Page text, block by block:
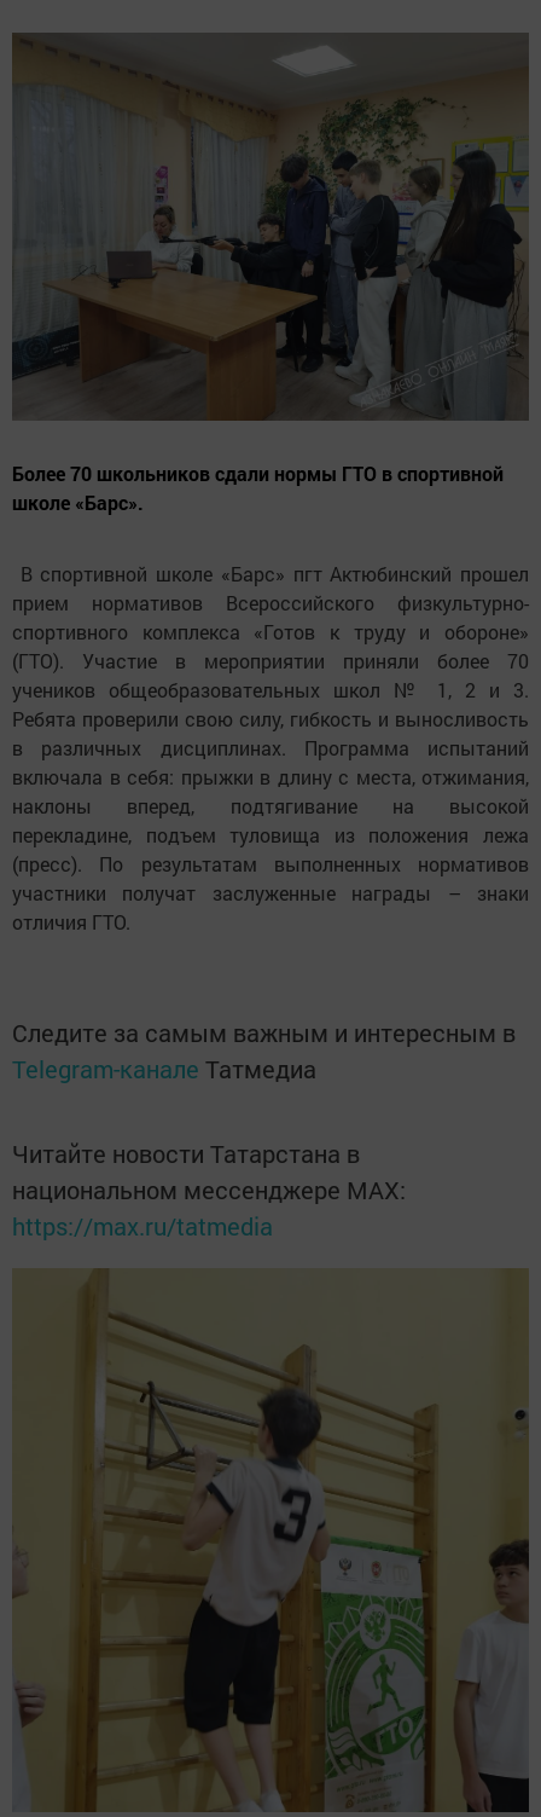
Более 70 школьников сдали нормы ГТО в спортивной
школе «Барс».
В спортивной школе «Барс» пгт Актюбинский прошел
прием нормативов Всероссийского физкультурно-
спортивного комплекса «Готов к труду и обороне»
(ГТО). Участие в мероприятии приняли более 70
учеников общеобразовательных школ № 1, 2 и 3.
Ребята проверили свою силу, гибкость и выносливость
в различных дисциплинах. Программа испытаний
включала в себя: прыжки в длину с места, отжимания,
наклоны вперед, подтягивание на высокой
перекладине, подъем туловища из положения лежа
(пресс). По результатам выполненных нормативов
участники получат заслуженные награды – знаки
отличия ГТО.
Следите за самым важным и интересным в
Telegram-канале Татмедиа
Читайте новости Татарстана в
национальном мессенджере MАХ:
https://max.ru/tatmedia